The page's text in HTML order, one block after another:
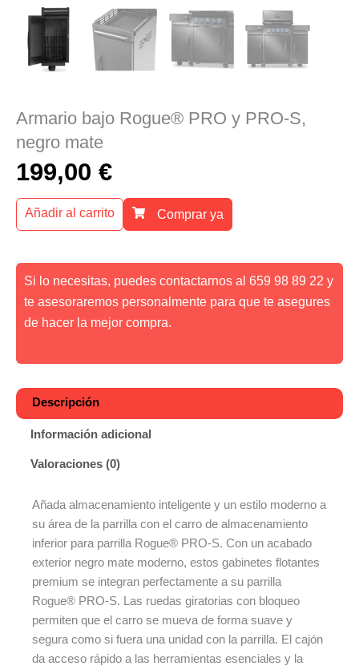
Armario bajo Rogue® PRO y PRO-S,
negro mate
199,00 €
Añadir al carrito Comprar ya
Si lo necesitas, puedes contactarnos al 659 98 89 22 y
te asesoraremos personalmente para que te asegures
de hacer la mejor compra.
Descripción
Información adicional
Valoraciones (0)
Añada almacenamiento inteligente y un estilo moderno a
su área de la parrilla con el carro de almacenamiento
inferior para parrilla Rogue® PRO-S. Con un acabado
exterior negro mate moderno, estos gabinetes flotantes
premium se integran perfectamente a su parrilla
Rogue® PRO-S. Las ruedas giratorias con bloqueo
permiten que el carro se mueva de forma suave y
segura como si fuera una unidad con la parrilla. El cajón
da acceso rápido a las herramientas esenciales y la